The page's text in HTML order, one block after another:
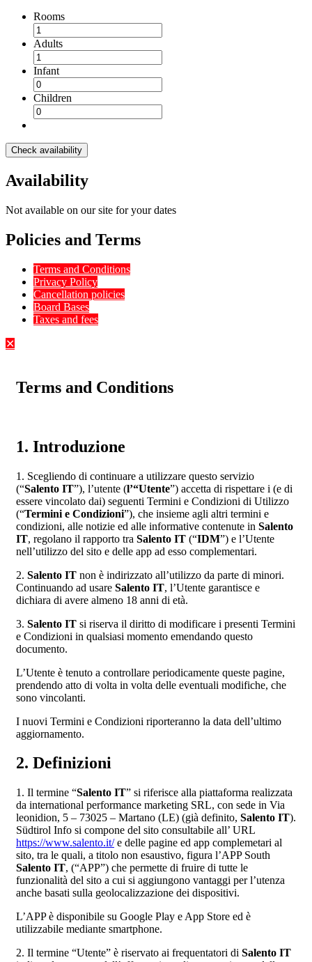
Rooms
Adults
Infant
Children
Check availability
Availability
Not available on our site for your dates
Policies and Terms
Terms and Conditions
Privacy Policy
Cancellation policies
Board Bases
Taxes and fees
✕
Terms and Conditions
1. Introduzione
1. Scegliendo di continuare a utilizzare questo servizio
(“Salento IT”), l’utente (l’“Utente”) accetta di rispettare i (e di
essere vincolato dai) seguenti Termini e Condizioni di Utilizzo
(“Termini e Condizioni”), che insieme agli altri termini e
condizioni, alle notizie ed alle informative contenute in Salento
IT, regolano il rapporto tra Salento IT (“IDM”) e l’Utente
nell’utilizzo del sito e delle app ad esso complementari.
2. Salento IT non è indirizzato all’utilizzo da parte di minori.
Continuando ad usare Salento IT, l’Utente garantisce e
dichiara di avere almeno 18 anni di età.
3. Salento IT si riserva il diritto di modificare i presenti Termini
e Condizioni in qualsiasi momento emendando questo
documento.
L’Utente è tenuto a controllare periodicamente queste pagine,
prendendo atto di volta in volta delle eventuali modifiche, che
sono vincolanti.
I nuovi Termini e Condizioni riporteranno la data dell’ultimo
aggiornamento.
2. Definizioni
1. Il termine “Salento IT” si riferisce alla piattaforma realizzata
da international performance marketing SRL, con sede in Via
leonidion, 5 – 73025 – Martano (LE) (già definito, Salento IT).
Südtirol Info si compone del sito consultabile all’ URL
https://www.salento.it/e delle pagine ed app complemetari al
sito, tra le quali, a titolo non esaustivo, figura l’APP South
Salento IT, (“APP”) che permette di fruire di tutte le
funzionalità del sito a cui si aggiungono vantaggi per l’utenza
anche basati sulla geolocalizzazione dei dispositivi.
L’APP è disponibile su Google Play e App Store ed è
utilizzabile mediante smartphone.
2. Il termine “Utente” è riservato ai frequentatori di Salento IT